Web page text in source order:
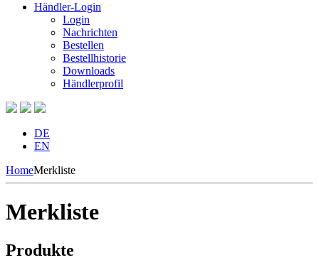
Händler-Login
Login
Nachrichten
Bestellen
Bestellhistorie
Downloads
Händlerprofil
DE
EN
HomeMerkliste
Merkliste
Produkte